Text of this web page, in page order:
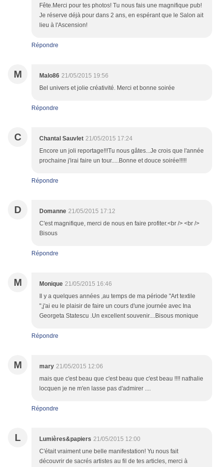
Fête.Merci pour tes photos! Tu nous fais une magnifique pub!
Je réserve déjà pour dans 2 ans, en espérant que le Salon ait
lieu à l'Ascension!
Répondre
M Malo86 21/05/2015 19:56
Bel univers et jolie créativité. Merci et bonne soirée
Répondre
C Chantal Sauvlet 21/05/2015 17:24
Encore un joli reportage!!!Tu nous gâtes...Je crois que l'année
prochaine j'irai faire un tour.....Bonne et douce soirée!!!!!
Répondre
D Domanne 21/05/2015 17:12
C'est magnifique, merci de nous en faire profiter.<br /> <br />
Bisous
Répondre
M Monique 21/05/2015 16:46
Il y a quelques années ,au temps de ma période "Art textile
",j'ai eu le plaisir de faire un cours d'une journée avec Ina
Georgeta Statescu .Un excellent souvenir....Bisous monique
Répondre
M mary 21/05/2015 12:06
mais que c'est beau que c'est beau que c'est beau !!!! nathalie
locquen je ne m'en lasse pas d'admirer ....
Répondre
L Lumières&papiers 21/05/2015 12:00
C'était vraiment une belle manifestation! Yu nous fait
découvrir de sacrés artistes au fil de tes articles, merci à